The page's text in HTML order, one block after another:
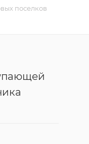
поселков